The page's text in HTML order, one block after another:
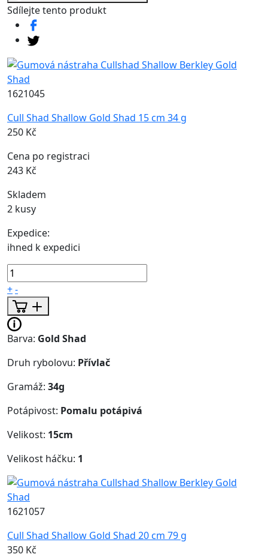
Sdílejte tento produkt
1621045
Cull Shad Shallow Gold Shad 15 cm 34 g
250 Kč
Cena po registraci
243 Kč
Skladem
2 kusy
Expedice:
ihned k expedici
+-
Barva: Gold Shad
Druh rybolovu: Přívlač
Gramáž: 34g
Potápivost: Pomalu potápivá
Velikost: 15cm
Velikost háčku: 1
1621057
Cull Shad Shallow Gold Shad 20 cm 79 g
350 Kč